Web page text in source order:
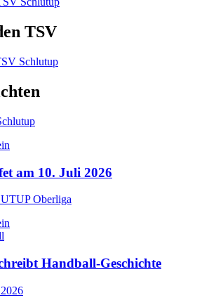
TSV
am 10. Juli 2026
Handball-Geschichte